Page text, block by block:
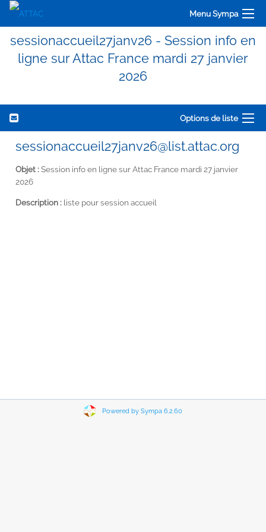
Menu Sympa
sessionaccueil27janv26 - Session info en
ligne sur Attac France mardi 27 janvier
2026
Options de liste
sessionaccueil27janv26@list.attac.org
Objet :Session info en ligne sur Attac France mardi 27 janvier
2026
Description : liste pour session accueil
Powered by Sympa 6.2.60